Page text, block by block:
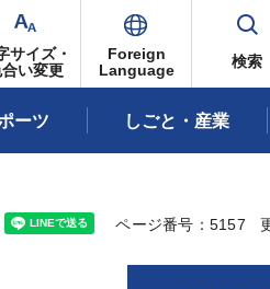
サイズ・
い変更
Foreign
Language
検索
ーツ しごと・産業
ページ番号：5157